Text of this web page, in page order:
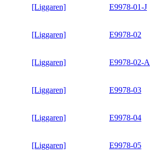
[Liggaren] E9978-01-J
[Liggaren] E9978-02
[Liggaren] E9978-02-A
[Liggaren] E9978-03
[Liggaren] E9978-04
[Liggaren] E9978-05